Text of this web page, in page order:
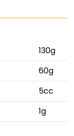
130g
60g
5cc
1g